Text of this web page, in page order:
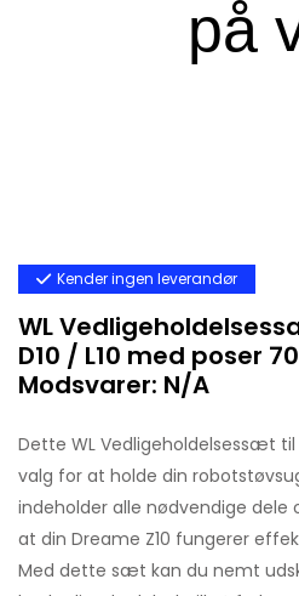
Kender ingen leverandør
WL
D10 / L10 med poser
Modsvarer: N/A
Dette WL Vedligeholdelsessæt til
valg for at holde din
indeholder alle nødvendige dele
at din Dreame Z10 fungerer
Med dette sæt kan du nemt